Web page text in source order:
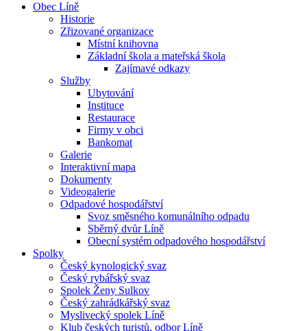
Obec Líně
Historie
Zřizované organizace
Místní knihovna
Základní škola a mateřská škola
Zajímavé odkazy
Služby
Ubytování
Instituce
Restaurace
Firmy v obci
Bankomat
Galerie
Interaktivní mapa
Dokumenty
Videogalerie
Odpadové hospodářství
Svoz směsného komunálního odpadu
Sběrný dvůr Líně
Obecní systém odpadového hospodářství
Spolky
Český kynologický svaz
Český rybářský svaz
Spolek Ženy Sulkov
Český zahrádkářský svaz
Myslivecký spolek Líně
Klub českých turistů, odbor Líně